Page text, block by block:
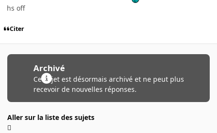
hs off
Citer
Archivé
Ce sujet est désormais archivé et ne peut plus
recevoir de nouvelles réponses.
Aller sur la liste des sujets